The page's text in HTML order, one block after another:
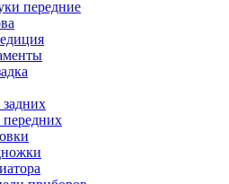
передние